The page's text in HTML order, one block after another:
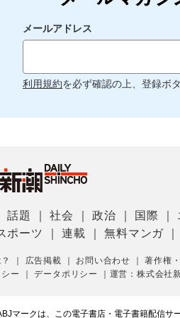
メールアドレス
利用規約を必ず確認の上、登録ボ
話題 ｜社会 ｜政治 国際
ポーツ ｜連載 ｜無料マンガ
｜ 広告掲載 ｜ お問い合わせ ｜著作権
ー
｜データポリシー ｜ 運営：株式会社
マークは、この電子書店・電子書籍配信サ